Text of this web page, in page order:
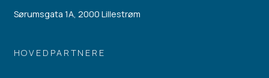
Sørumsgata 1A, 2000 Lillestrøm
HOVEDPARTNERE